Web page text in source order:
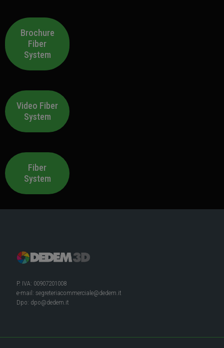
Brochure
Fiber
System
Video Fiber
System
Fiber
System
P. IVA: 00907201008
e-mail: segreteriacommerciale@dedem.it
Dpo: dpo@dedem.it